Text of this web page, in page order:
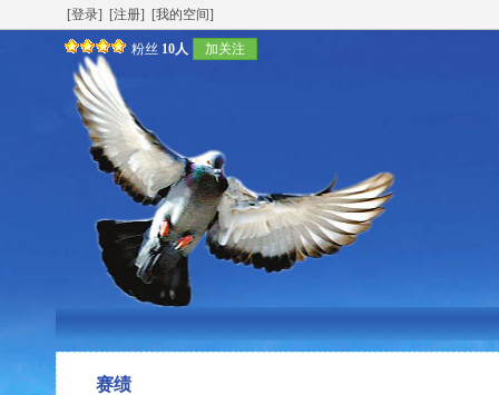
[登录] [注册] [我的空间]
粉丝 10人 加关注
赛绩